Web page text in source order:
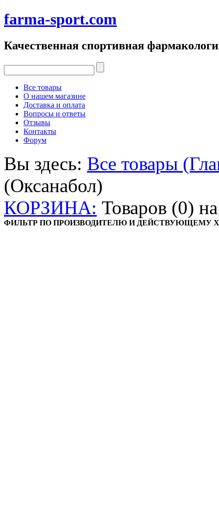
farma-sport.com
Качественная спортивная
Все товары
О нашем магазине
Доставка и оплата
Вопросы и ответы
Отзывы
Контакты
Форум
Вы здесь: Все товары
(Оксанабол)
КОРЗИНА: Товаров (0)
ФИЛЬТР ПО ПРОИЗВОДИТЕЛЮ И ДЕЙСТВУЮЩЕМУ